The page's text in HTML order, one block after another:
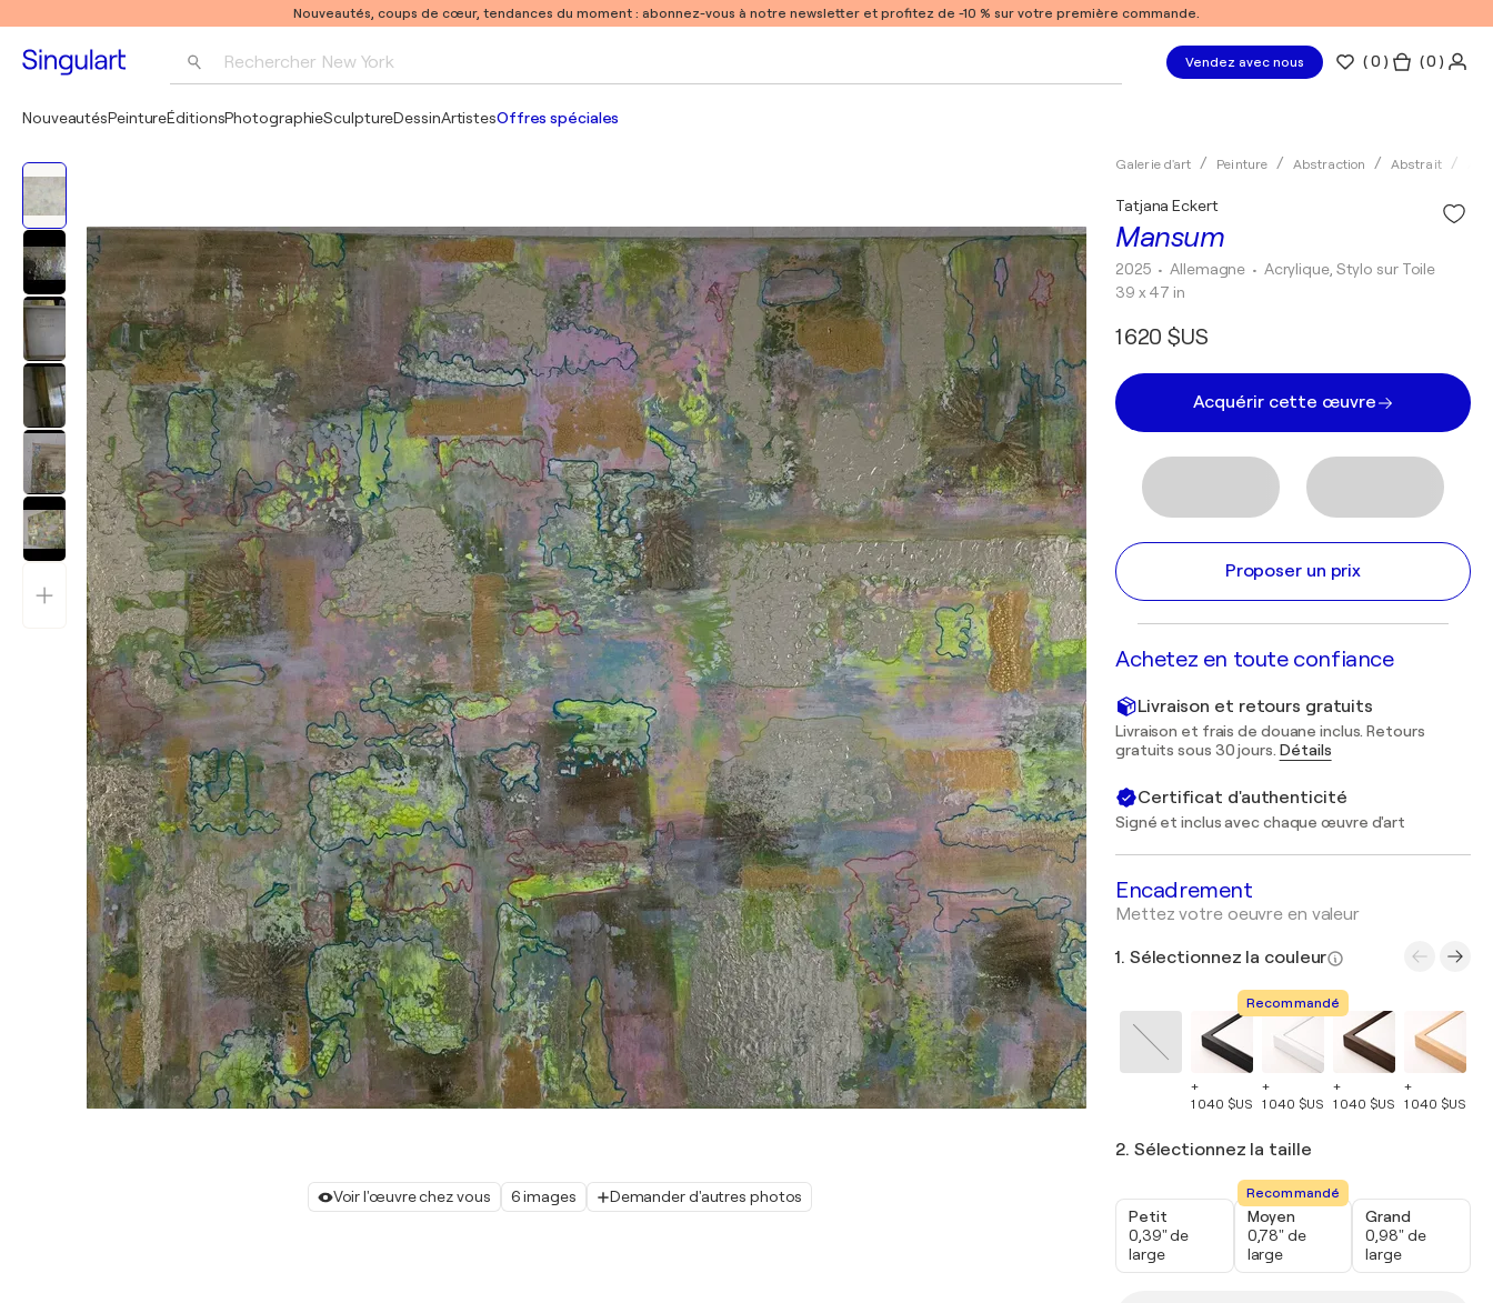
Nouveautés, coups de cœur, tendances du moment : abonnez-vous à notre newsletter et profitez de -10 % sur votre première commande.
Rechercher New York Vendez avec nous (0 ) ( 0 )
NouveautésPeintureÉditionsPhotographieSculptureDessinArtistesOffres spéciales
Voir l'œuvre chez vous 6 images Demander d'autres photos
Galerie d'art Peinture Abstraction Abstrait
Mansum
Tatjana Eckert
2025 • Allemagne • Acrylique, Stylo sur Toile
39 x 47 in
1 620 $US
Acquérir cette œuvre
Proposer un prix
Achetez en toute confiance
Livraison et retours gratuits
Livraison et frais de douane inclus. Retours
gratuits sous 30 jours. Détails
Certificat d'authenticité
Signé et inclus avec chaque œuvre d'art
Encadrement
Mettez votre oeuvre en valeur
1. Sélectionnez la couleur
+
1 040 $US
Recommandé
+
1 040 $US
+
1 040 $US
+
1 040 $US
2. Sélectionnez la taille
Petit
0,39" de
large
Recommandé
Moyen
0,78" de
large
Grand
0,98" de
large